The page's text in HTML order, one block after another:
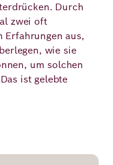
Durch
zwei oft
Erfahrungen aus,
wie sie
um solchen
ist gelebte